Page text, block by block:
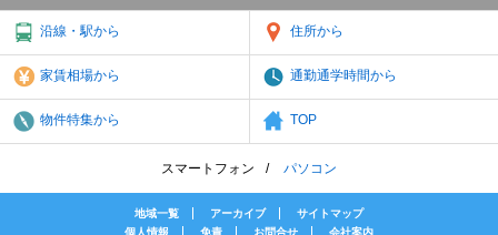
沿線・駅から 住所から
家賃相場から 通勤通学時間から
物件特集から TOP
スマートフォン パソコン
地域一覧 アーカイブ
サイトマップ
個人情報
免責 お問合せ 会社案内